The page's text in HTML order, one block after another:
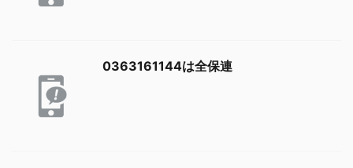
0363161144は全保連